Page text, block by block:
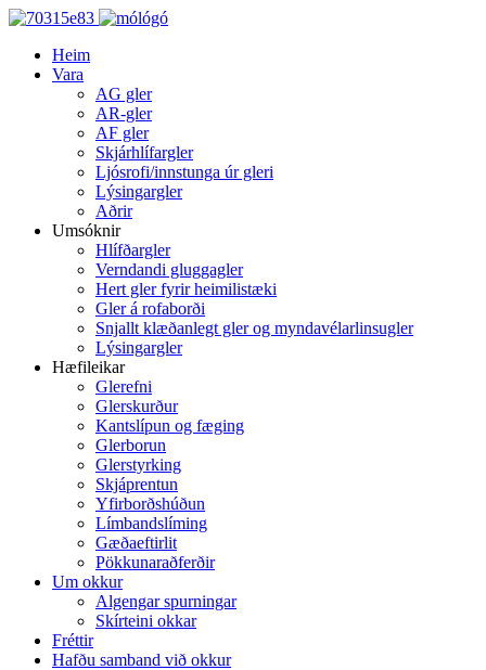
Heim
Vara
AG gler
AR-gler
AF gler
Skjárhlífargler
Ljósrofi/innstunga úr gleri
Lýsingargler
Aðrir
Umsóknir
Hlífðargler
Verndandi gluggagler
Hert gler fyrir heimilistæki
Gler á rofaborði
Snjallt klæðanlegt gler og myndavélarlinsugler
Lýsingargler
Hæfileikar
Glerefni
Glerskurður
Kantslípun og fæging
Glerborun
Glerstyrking
Skjáprentun
Yfirborðshúðun
Límbandslíming
Gæðaeftirlit
Pökkunaraðferðir
Um okkur
Algengar spurningar
Skírteini okkar
Fréttir
Hafðu samband við okkur